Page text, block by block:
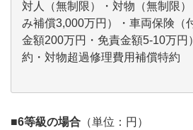
対人（無制限）・対物（無制限
み補償3,000万円）・車両保険（
金額200万円・免責金額5-10万円
約・対物超過修理費用補償特約
■6等級の場合 （単位：円）